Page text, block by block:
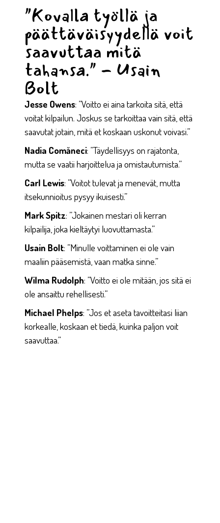
"Kovalla työllä ja
päättäväisyydellä voit
saavuttaa mitä
tahansa." - Usain
Bolt
Jesse Owens: ”Voitto ei aina tarkoita sitä, että
voitat kilpailun. Joskus se tarkoittaa vain sitä, että
saavutat jotain, mitä et koskaan uskonut voivasi.”
Nadia Comăneci: ”Täydellisyys on rajatonta,
mutta se vaatii harjoittelua ja omistautumista.”
Carl Lewis: ”Voitot tulevat ja menevät, mutta
itsekunnioitus pysyy ikuisesti.”
Mark Spitz: ”Jokainen mestari oli kerran
kilpailija, joka kieltäytyi luovuttamasta.”
Usain Bolt: ”Minulle voittaminen ei ole vain
maaliin pääsemistä, vaan matka sinne.”
Wilma Rudolph: ”Voitto ei ole mitään, jos sitä ei
ole ansaittu rehellisesti.”
Michael Phelps: ”Jos et aseta tavoitteitasi liian
korkealle, koskaan et tiedä, kuinka paljon voit
saavuttaa.”